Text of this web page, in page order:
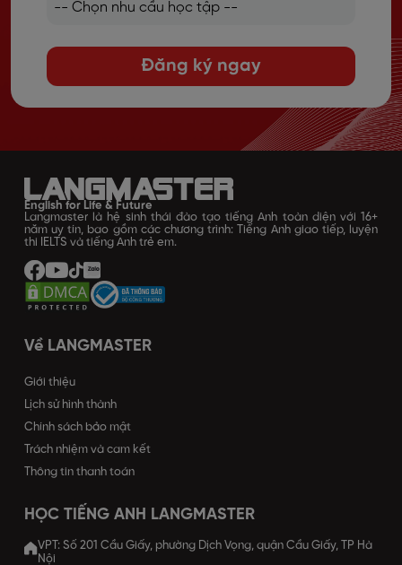
Đăng ký ngay
English for Life & Future
Langmaster là hệ sinh thái đào tạo tiếng Anh toàn diện với 16+
năm uy tín, bao gồm các chương trình: Tiếng Anh giao tiếp, luyện
thi IELTS và tiếng Anh trẻ em.
Về LANGMASTER
Giới thiệu
Lịch sử hình thành
Chính sách bảo mật
Trách nhiệm và cam kết
Thông tin thanh toán
HỌC TIẾNG ANH LANGMASTER
VPT: Số 201 Cầu Giấy, phường Dịch Vọng, quận Cầu Giấy, TP Hà
Nội